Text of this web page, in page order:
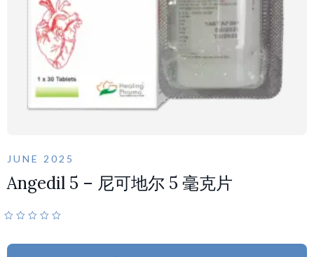
JUNE 2025
Angedil 5 – 尼可地尔 5 毫克片